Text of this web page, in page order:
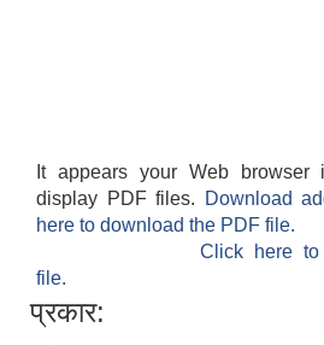
It appears your Web browser
display PDF files.
Download
here to download the PDF file.
Click here
file.
प्रकार: